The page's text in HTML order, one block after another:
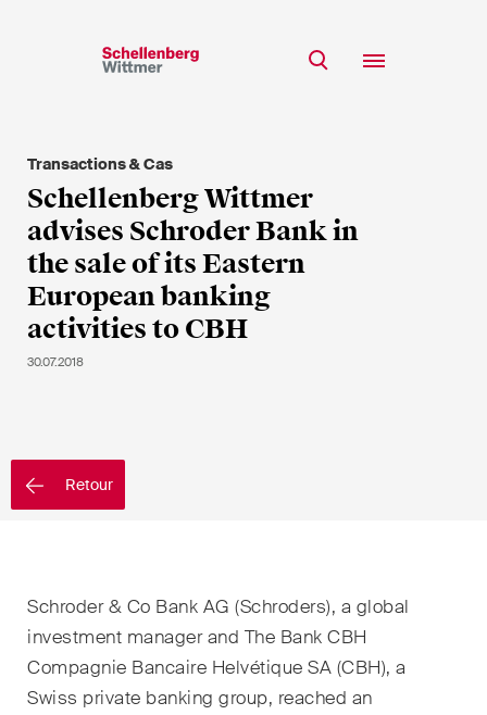
Equipe
Expertise
Insights
Carrière
RSE
EN
Retour
Transactions & Cas
Schellenberg Wittmer
advises Schroder Bank in
the sale of its Eastern
European banking
activities to CBH
30.07.2018
Schroder & Co Bank AG (Schroders), a global
investment manager and The Bank CBH
Compagnie Bancaire Helvétique SA (CBH), a
Swiss private banking group, reached an
*Champs obligatoires
M
Mme
s/o
Langue*